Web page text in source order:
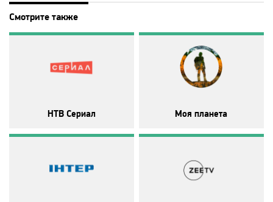
Galaxy TV
History
History 2
Смотрите также
НТВ Сериал Моя планета